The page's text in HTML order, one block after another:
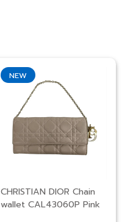
NEW
CHRISTIAN DIOR Chain
wallet CAL43060P Pink